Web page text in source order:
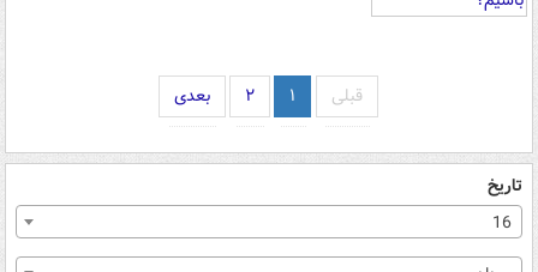
قبلی ۱ ۲ بعدی
تاریخ
16